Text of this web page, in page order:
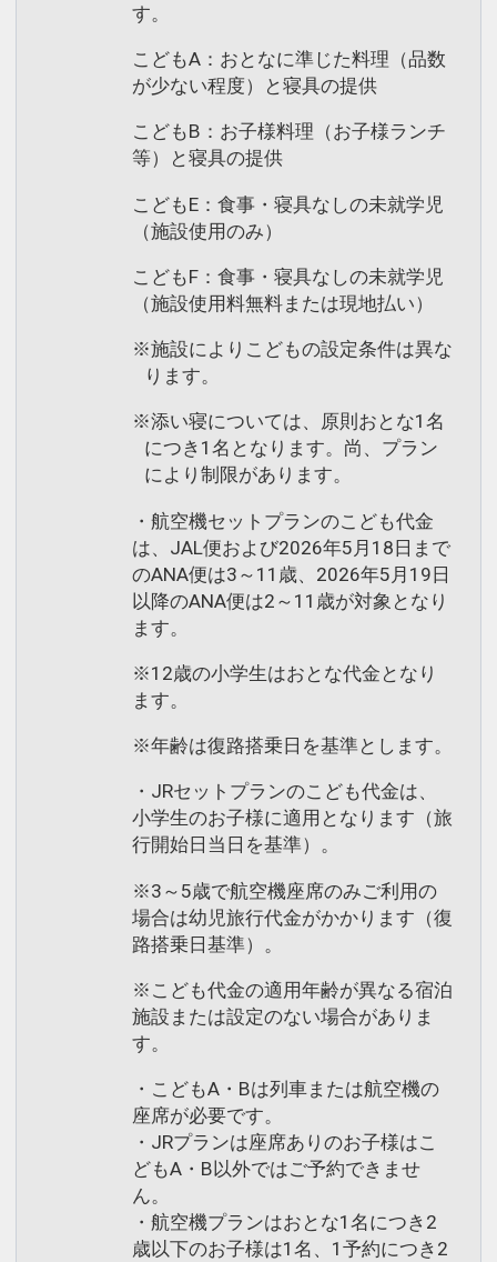
す。
こどもA：おとなに準じた料理（品数
が少ない程度）と寝具の提供
こどもB：お子様料理（お子様ランチ
等）と寝具の提供
こどもE：食事・寝具なしの未就学児
（施設使用のみ）
こどもF：食事・寝具なしの未就学児
（施設使用料無料または現地払い）
※施設によりこどもの設定条件は異な
ります。
※添い寝については、原則おとな1名
につき1名となります。尚、プラン
により制限があります。
・航空機セットプランのこども代金
は、JAL便および2026年5月18日まで
のANA便は3～11歳、2026年5月19日
以降のANA便は2～11歳が対象となり
ます。
※12歳の小学生はおとな代金となり
ます。
※年齢は復路搭乗日を基準とします。
・JRセットプランのこども代金は、
小学生のお子様に適用となります（旅
行開始日当日を基準）。
※3～5歳で航空機座席のみご利用の
場合は幼児旅行代金がかかります（復
路搭乗日基準）。
※こども代金の適用年齢が異なる宿泊
施設または設定のない場合がありま
す。
・こどもA・Bは列車または航空機の
座席が必要です。
・JRプランは座席ありのお子様はこ
どもA・B以外ではご予約できませ
ん。
・航空機プランはおとな1名につき2
歳以下のお子様は1名、1予約につき2